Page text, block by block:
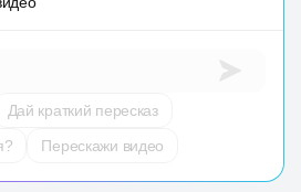
Дай краткий пересказ
Перескажи видео